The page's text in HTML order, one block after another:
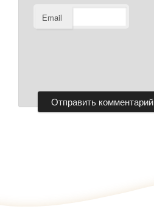
Email